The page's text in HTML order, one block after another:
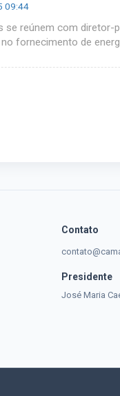
09:44
se reúnem com diretor-
fornecimento de
Contato
Presidente
José Maria